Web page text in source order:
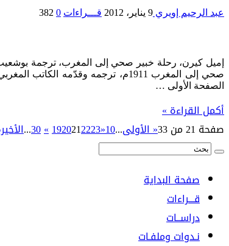
عبد الرحيم إويري 9 يناير، 2012 قـــراءات 0
382
صحي إلى المغرب 1911م، ترجمه
الصفحة الأولى …
أكمل القراءة »
صفحة 21 من 33
« الأولى...
10
«
1920212223
»
30
...
صفحة البداية
قـــراءات
دراســات
نـدوات وملفـات